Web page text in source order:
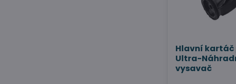
Hlavní kartáč
Ultra-
vysavač